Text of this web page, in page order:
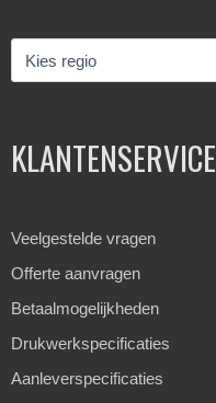
KLANTENSERVICE
Veelgestelde vragen
Offerte aanvragen
Betaalmogelijkheden
Drukwerkspecificaties
Aanleverspecificaties